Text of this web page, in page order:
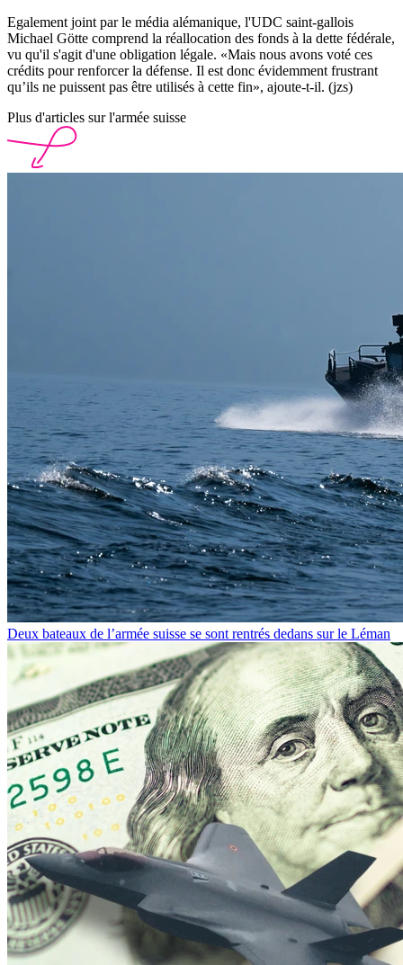
Egalement joint par le média alémanique, l'UDC saint-gallois
Michael Götte comprend la réallocation des fonds à la dette fédérale,
vu qu'il s'agit d'une obligation légale. «Mais nous avons voté ces
crédits pour renforcer la défense. Il est donc évidemment frustrant
qu’ils ne puissent pas être utilisés à cette fin», ajoute-t-il. (jzs)
Plus d'articles sur l'armée suisse
Deux bateaux de l’armée suisse se sont rentrés dedans sur le Léman